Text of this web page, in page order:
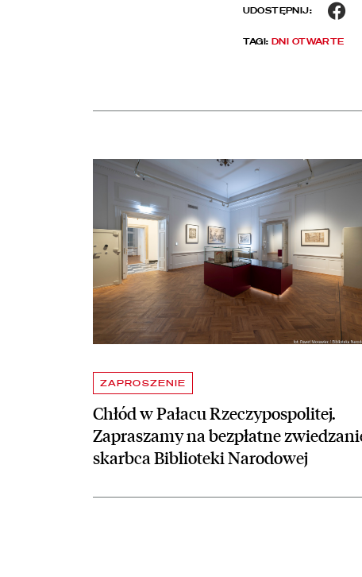
UDOSTĘPNIJ:
TAGI:DNI OTWARTE
Aktualności
ZAPROSZENIE
Chłód w Pałacu Rzeczypospolitej.
Zapraszamy na bezpłatne
skarbca Biblioteki Narodowej
czytaj więcej o Chłód w Pałacu Rzeczypospolitej.